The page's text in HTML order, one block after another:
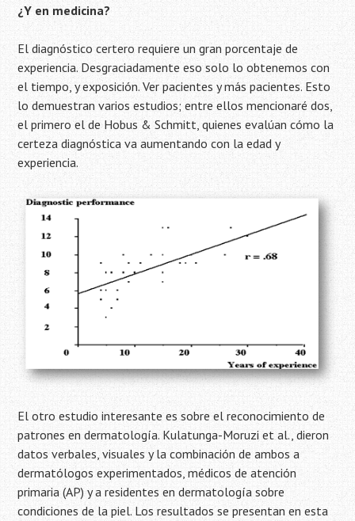
¿Y en medicina?
El diagnóstico certero requiere un gran porcentaje de
experiencia. Desgraciadamente eso solo lo obtenemos con
el tiempo, y exposición. Ver pacientes y más pacientes. Esto
lo demuestran varios estudios; entre ellos mencionaré dos,
el primero el de Hobus & Schmitt, quienes evalúan cómo la
certeza diagnóstica va aumentando con la edad y
experiencia.
El otro estudio interesante es sobre el reconocimiento de
patrones en dermatología. Kulatunga-Moruzi et al., dieron
datos verbales, visuales y la combinación de ambos a
dermatólogos experimentados, médicos de atención
primaria (AP) y a residentes en dermatología sobre
condiciones de la piel. Los resultados se presentan en esta